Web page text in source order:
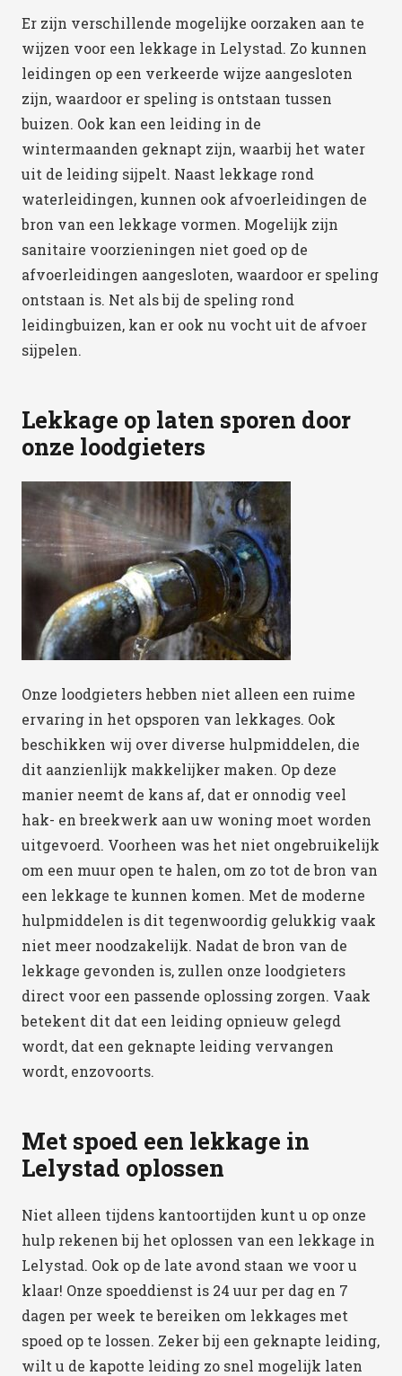
Er zijn verschillende mogelijke oorzaken aan te
wijzen voor een lekkage in Lelystad. Zo kunnen
leidingen op een verkeerde wijze aangesloten
zijn, waardoor er speling is ontstaan tussen
buizen. Ook kan een leiding in de
wintermaanden geknapt zijn, waarbij het water
uit de leiding sijpelt. Naast lekkage rond
waterleidingen, kunnen ook afvoerleidingen de
bron van een lekkage vormen. Mogelijk zijn
sanitaire voorzieningen niet goed op de
afvoerleidingen aangesloten, waardoor er speling
ontstaan is. Net als bij de speling rond
leidingbuizen, kan er ook nu vocht uit de afvoer
sijpelen.
Lekkage op laten sporen door
onze loodgieters
Onze loodgieters hebben niet alleen een ruime
ervaring in het opsporen van lekkages. Ook
beschikken wij over diverse hulpmiddelen, die
dit aanzienlijk makkelijker maken. Op deze
manier neemt de kans af, dat er onnodig veel
hak- en breekwerk aan uw woning moet worden
uitgevoerd. Voorheen was het niet ongebruikelijk
om een muur open te halen, om zo tot de bron van
een lekkage te kunnen komen. Met de moderne
hulpmiddelen is dit tegenwoordig gelukkig vaak
niet meer noodzakelijk. Nadat de bron van de
lekkage gevonden is, zullen onze loodgieters
direct voor een passende oplossing zorgen. Vaak
betekent dit dat een leiding opnieuw gelegd
wordt, dat een geknapte leiding vervangen
wordt, enzovoorts.
Met spoed een lekkage in
Lelystad oplossen
Niet alleen tijdens kantoortijden kunt u op onze
hulp rekenen bij het oplossen van een lekkage in
Lelystad. Ook op de late avond staan we voor u
klaar! Onze spoeddienst is 24 uur per dag en 7
dagen per week te bereiken om lekkages met
spoed op te lossen. Zeker bij een geknapte leiding,
wilt u de kapotte leiding zo snel mogelijk laten